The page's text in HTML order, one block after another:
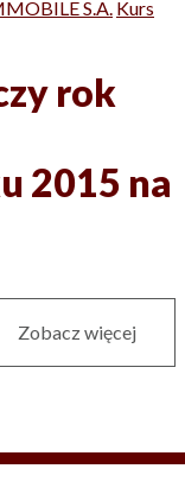
S.A. Kurs
rok
2015 na
Zobacz więcej